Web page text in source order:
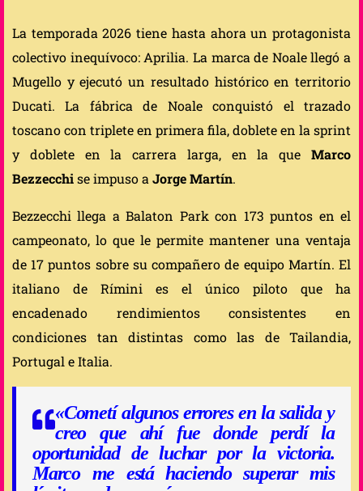
La temporada 2026 tiene hasta ahora un protagonista
colectivo inequívoco: Aprilia. La marca de Noale llegó a
Mugello y ejecutó un resultado histórico en territorio
Ducati. La fábrica de Noale conquistó el trazado
toscano con triplete en primera fila, doblete en la sprint
y doblete en la carrera larga, en la que Marco
Bezzecchise impuso a Jorge Martín.
Bezzecchi llega a Balaton Park con 173 puntos en el
campeonato, lo que le permite mantener una ventaja
de 17 puntos sobre su compañero de equipo Martín. El
italiano de Rímini es el único piloto que ha
encadenado rendimientos consistentes en
condiciones tan distintas como las de Tailandia,
Portugal e Italia.
«Cometí algunos errores en la salida y
creo que ahí fue donde perdí la
oportunidad de luchar por la victoria.
Marco me está haciendo superar mis